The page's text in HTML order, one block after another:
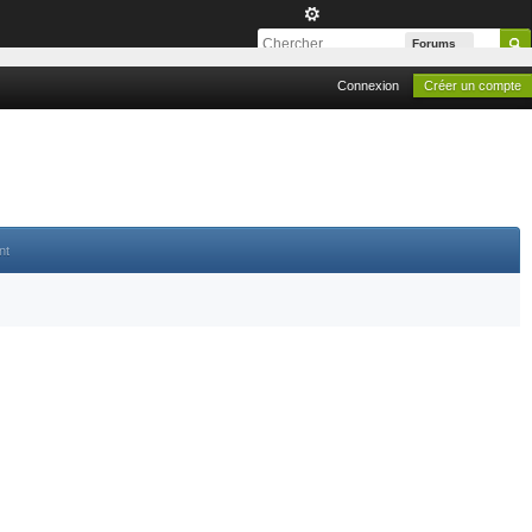
Forums
Connexion Créer un compte